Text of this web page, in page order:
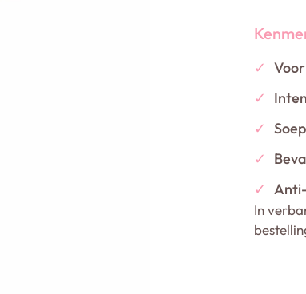
✓
✓
✓
✓
✓
In